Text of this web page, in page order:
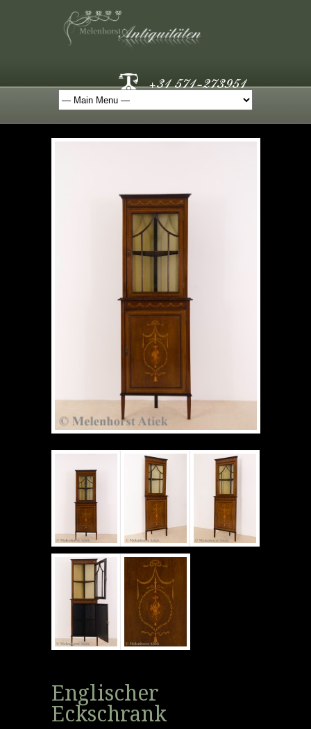
Englischer
Eckschrank